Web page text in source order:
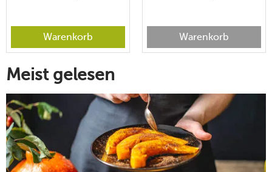
Warenkorb Warenkorb
Meist gelesen